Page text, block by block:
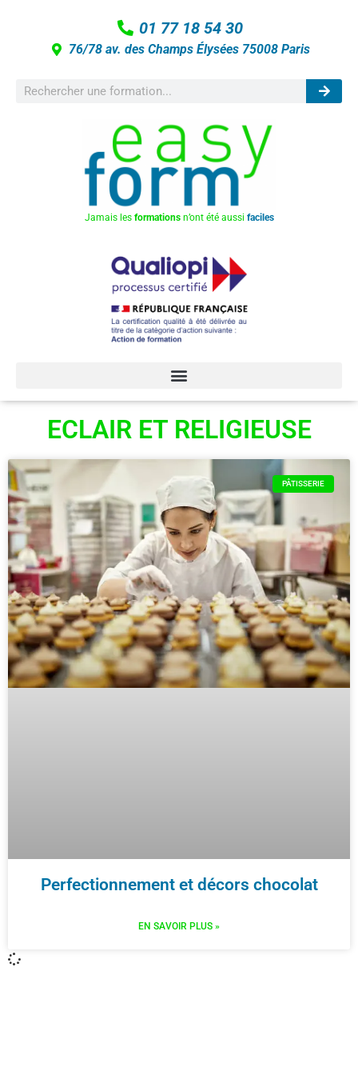
01 77 18 54 30
76/78 av. des Champs Élysées 75008 Paris
Jamais les formations n’ont été aussi faciles
ECLAIR ET RELIGIEUSE
PÂTISSERIE
Perfectionnement et décors chocolat
EN SAVOIR PLUS »